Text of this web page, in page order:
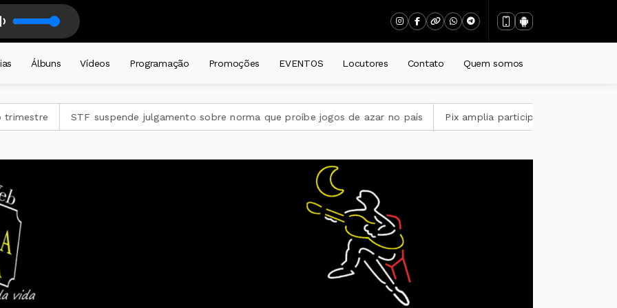
- DALMIR LEDUR - com DALMIR RENATO LEDUR
_ BA
Álbuns Vídeos Programação Promoções EVENTOS Locutores Contato Quem somos
STF suspende julgamento sobre norma que proíbe jogos de azar no país Pix amplia participação nos pagamentos